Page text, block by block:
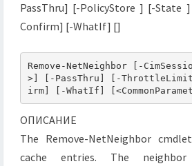
PassThru] [-PolicyStore ] [-
Confirm] [-WhatIf] []
Remove-NetNeighbor [-
>] [-PassThru] [-
irm] [-WhatIf]
ОПИСАНИЕ
The Remove-NetNeighbor
cache entries. The neighbor